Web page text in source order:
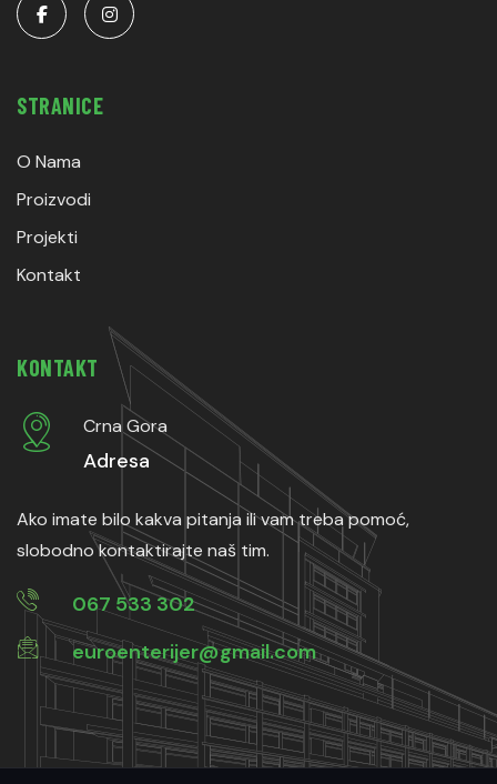
STRANICE
O Nama
Proizvodi
Projekti
Kontakt
KONTAKT
Crna Gora
Adresa
Ako imate bilo kakva pitanja ili vam treba pomoć,
slobodno kontaktirajte naš tim.
067 533 302
euroenterijer@gmail.com